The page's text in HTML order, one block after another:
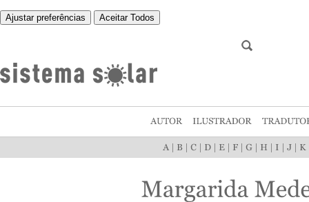
Ajustar preferências Aceitar Todos